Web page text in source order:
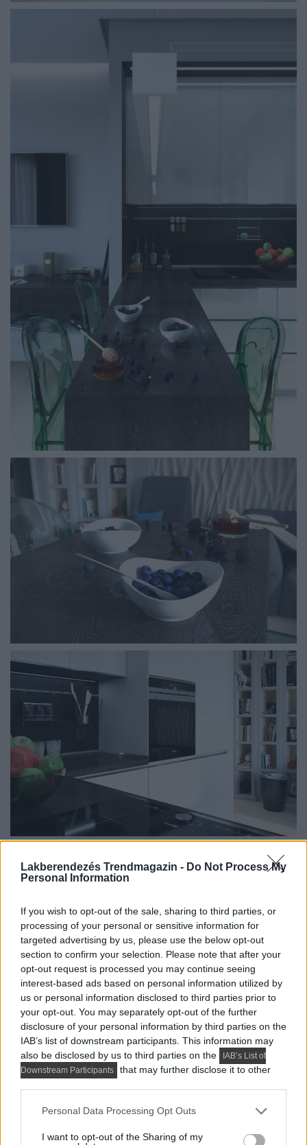
Lakberendezés Trendmagazin - Do Not Process My
Personal Information
If you wish to opt-out of the sale, sharing to third parties, or
processing of your personal or sensitive information for
targeted advertising by us, please use the below opt-out
section to confirm your selection. Please note that after your
opt-out request is processed you may continue seeing
interest-based ads based on personal information utilized by
us or personal information disclosed to third parties prior to
your opt-out. You may separately opt-out of the further
disclosure of your personal information by third parties on the
IAB’s list of downstream participants. This information may
also be disclosed by us to third parties on the
IAB’s List of
Downstream Participants
that may further disclose it to other
Please note that this website/app uses one or more Google
not limited to your visit or usage behaviour. You may click to
Personal Data Processing Opt Outs
I want to opt-out of the Sharing of my